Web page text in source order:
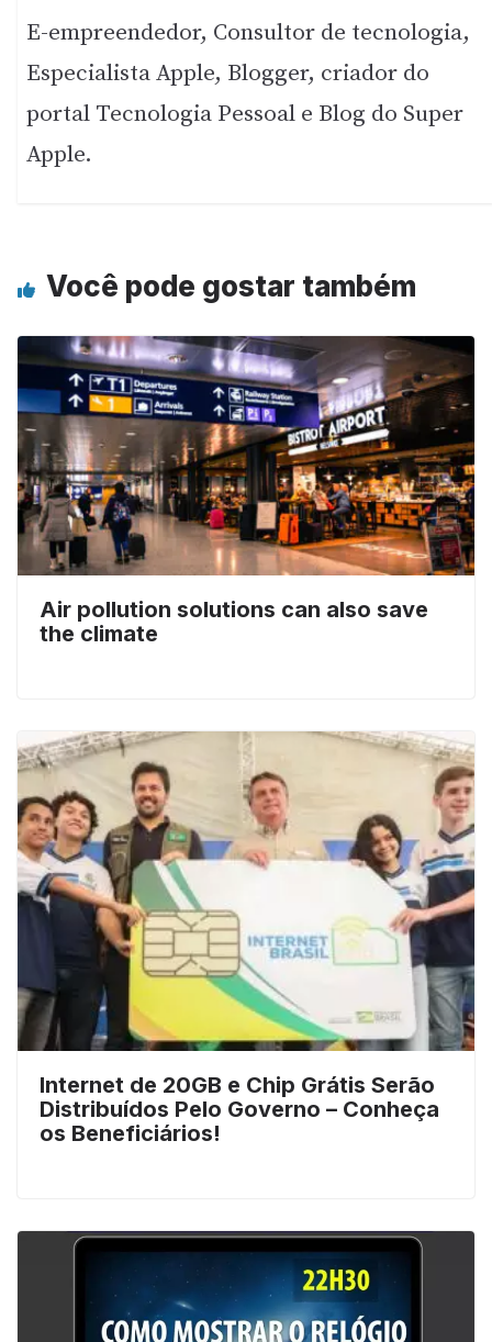
E-empreendedor, Consultor de tecnologia,
Especialista Apple, Blogger, criador do
portal Tecnologia Pessoal e Blog do Super
Apple.
Você pode gostar também
Air pollution solutions can also save
the climate
Internet de 20GB e Chip Grátis Serão
Distribuídos Pelo Governo – Conheça
os Beneficiários!